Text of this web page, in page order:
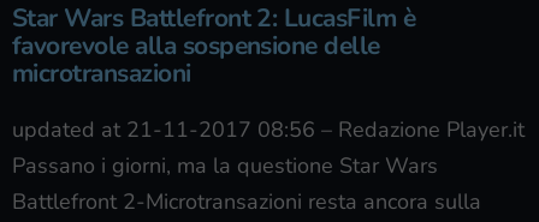
Star Wars Battlefront 2: LucasFilm è
favorevole alla sospensione delle
microtransazioni
updated at 21-11-2017 08:56 – Redazione Player.it
Passano i giorni, ma la questione Star Wars
Battlefront 2-Microtransazioni resta ancora sulla